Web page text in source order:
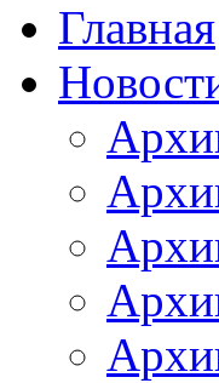
Главная